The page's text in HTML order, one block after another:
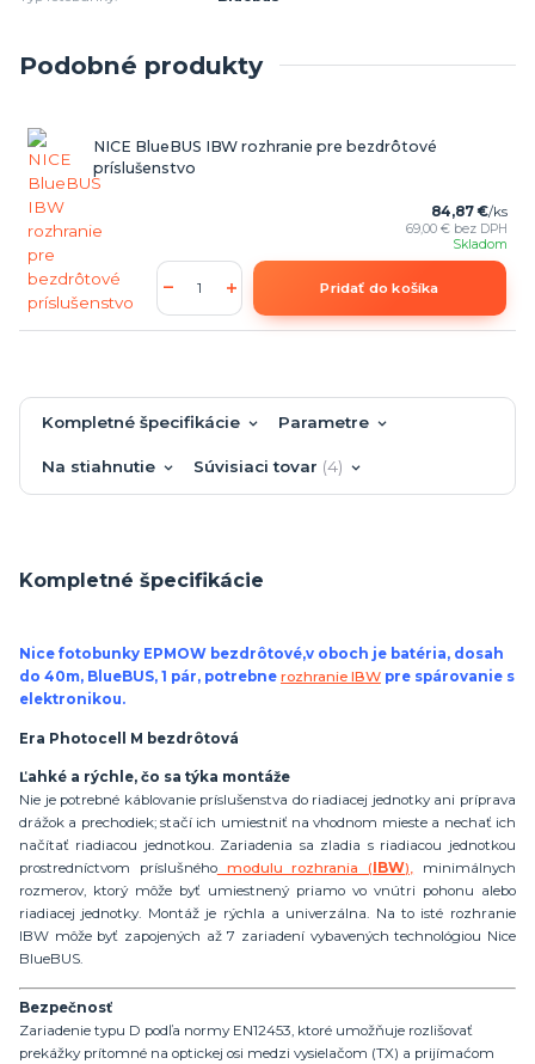
Podobné produkty
NICE BlueBUS IBW rozhranie pre bezdrôtové
príslušenstvo
84,87 €/ks
69,00 € bez DPH
Skladom
Pridať do košíka
Kompletné špecifikácie Parametre
Na stiahnutie Súvisiaci tovar 4
Kompletné špecifikácie
Nice fotobunky EPMOW bezdrôtové,v oboch je batéria, dosah
do 40m, BlueBUS, 1 pár, potrebne rozhranie IBW pre spárovanie s
elektronikou.
Era Photocell M bezdrôtová
Ľahké a rýchle, čo sa týka montáže
Nie je potrebné káblovanie príslušenstva do riadiacej jednotky ani príprava
drážok a prechodiek; stačí ich umiestniť na vhodnom mieste a nechať ich
načítať riadiacou jednotkou. Zariadenia sa zladia s riadiacou jednotkou
prostredníctvom príslušnéhomodulu rozhrania ( IBW), minimálnych
rozmerov, ktorý môže byť umiestnený priamo vo vnútri pohonu alebo
riadiacej jednotky. Montáž je rýchla a univerzálna. Na to isté rozhranie
IBW môže byť zapojených až 7 zariadení vybavených technológiou Nice
BlueBUS.
Bezpečnosť
Zariadenie typu D podľa normy EN12453, ktoré umožňuje rozlišovať
prekážky prítomné na optickej osi medzi vysielačom (TX) a prijímaćom